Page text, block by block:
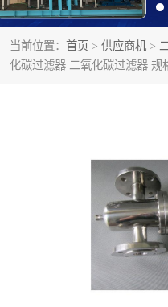
当前位置： 首页 > 供应商机 >
化碳过滤器 二氧化碳过滤器 规
天然气过滤器
甲醇过滤器
化工盐酸气聚结器